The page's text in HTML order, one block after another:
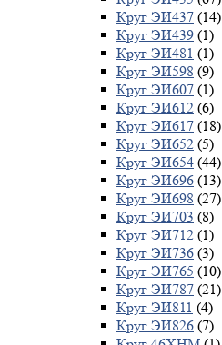
Круг ЭИ437 (14)
Круг ЭИ439 (1)
Круг ЭИ481 (1)
Круг ЭИ598 (9)
Круг ЭИ607 (1)
Круг ЭИ612 (6)
Круг ЭИ617 (18)
Круг ЭИ652 (5)
Круг ЭИ654 (44)
Круг ЭИ696 (13)
Круг ЭИ698 (27)
Круг ЭИ703 (8)
Круг ЭИ712 (1)
Круг ЭИ736 (3)
Круг ЭИ765 (10)
Круг ЭИ787 (21)
Круг ЭИ811 (4)
Круг ЭИ826 (7)